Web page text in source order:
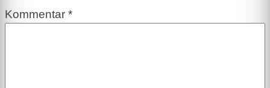
Kommentar *